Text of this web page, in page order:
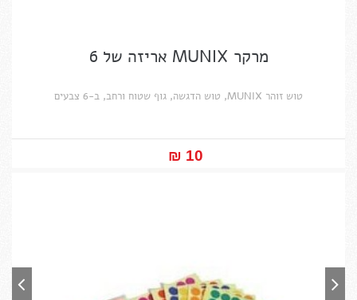
מרקר MUNIX אריזה של 6
טוש זוהר MUNIX, טוש הדגשה, גוף שטוח ורחב, ב-6 צבעים
10 ₪‎